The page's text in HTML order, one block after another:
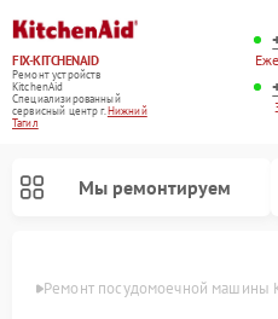
FIX-KITCHENAID
Ремонт устройств
KitchenAid
Специализированный
cервисный центр г.Нижний
Тагил
Мы ремонтируем
Ремонт посудомоечной машины